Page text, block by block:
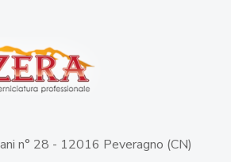
n° 28 - 12016 Peveragno (CN)